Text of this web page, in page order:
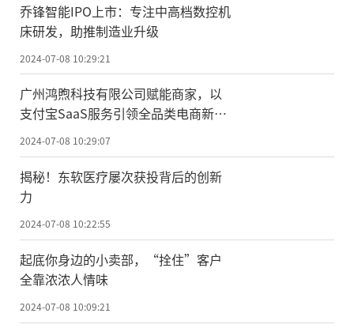
乔锋智能IPO上市：专注中高档数控机
床研发，助推制造业升级
2024-07-08 10:29:21
广州鸿煦科技有限公司赋能商家，以
支付宝SaaS服务引领全品类电商新篇
章
2024-07-08 10:29:07
揭秘！东软医疗屡次获投背后的创新
力
2024-07-08 10:22:55
起底你身边的小卖部，“拴住”客户
全靠浓浓人情味
2024-07-08 10:09:21